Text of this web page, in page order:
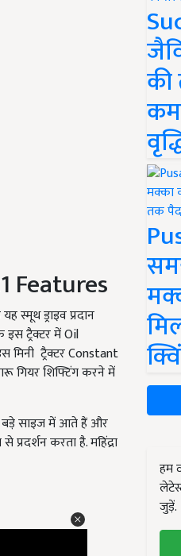
Features
स्मूथ ड्राइव प्रदान
इस ट्रैक्टर में Oil
मिनी ट्रैक्टर Constant
गियर शिफ्टिंग करने में
बड़े साइज में आते हैं और
करता है. महिंद्रा
की
हम
जुड़ें.